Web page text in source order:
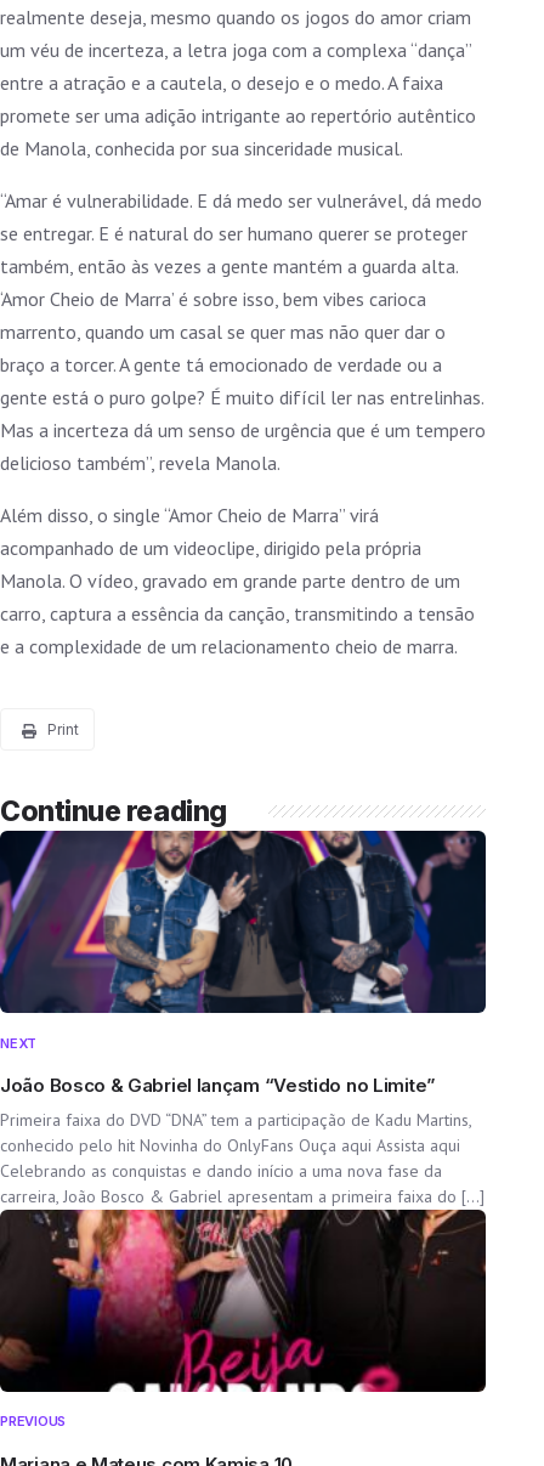
realmente deseja, mesmo quando os jogos do amor criam
um véu de incerteza, a letra joga com a complexa “dança”
entre a atração e a cautela, o desejo e o medo. A faixa
promete ser uma adição intrigante ao repertório autêntico
de Manola, conhecida por sua sinceridade musical.
“Amar é vulnerabilidade. E dá medo ser vulnerável, dá medo
se entregar. E é natural do ser humano querer se proteger
também, então às vezes a gente mantém a guarda alta.
‘Amor Cheio de Marra’ é sobre isso, bem vibes carioca
marrento, quando um casal se quer mas não quer dar o
braço a torcer. A gente tá emocionado de verdade ou a
gente está o puro golpe? É muito difícil ler nas entrelinhas.
Mas a incerteza dá um senso de urgência que é um tempero
delicioso também”, revela Manola.
Além disso, o single “Amor Cheio de Marra” virá
acompanhado de um videoclipe, dirigido pela própria
Manola. O vídeo, gravado em grande parte dentro de um
carro, captura a essência da canção, transmitindo a tensão
e a complexidade de um relacionamento cheio de marra.
Print
Continue reading
NEXT
João Bosco & Gabriel lançam “Vestido no Limite”
Primeira faixa do DVD “DNA” tem a participação de Kadu Martins,
conhecido pelo hit Novinha do OnlyFans Ouça aqui Assista aqui
Celebrando as conquistas e dando início a uma nova fase da
carreira, João Bosco & Gabriel apresentam a primeira faixa do […]
PREVIOUS